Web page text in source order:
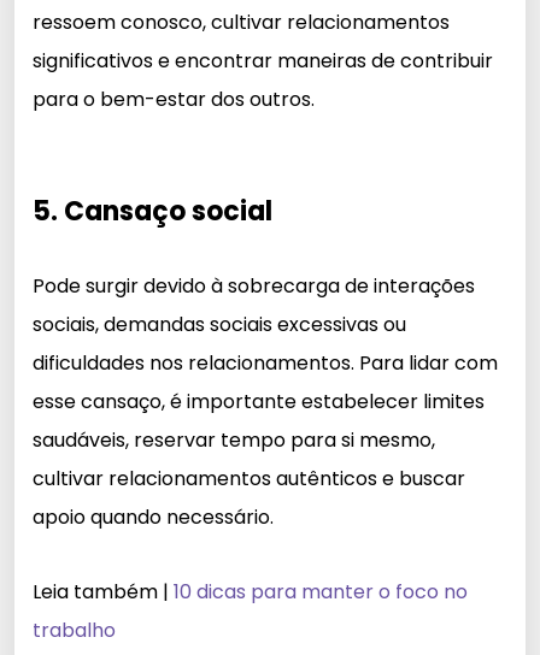
ressoem conosco, cultivar relacionamentos
significativos e encontrar maneiras de contribuir
para o bem-estar dos outros.
5. Cansaço social
Pode surgir devido à sobrecarga de interações
sociais, demandas sociais excessivas ou
dificuldades nos relacionamentos. Para lidar com
esse cansaço, é importante estabelecer limites
saudáveis, reservar tempo para si mesmo,
cultivar relacionamentos autênticos e buscar
apoio quando necessário.
Leia também | 10 dicas para manter o foco no
trabalho